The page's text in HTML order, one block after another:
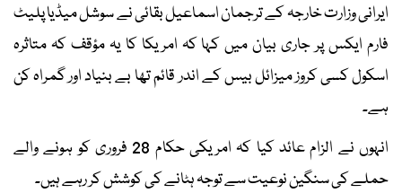
ایرانی وزارت خارجہ کے ترجمان اسماعیل بقائی نے سوشل میڈیا پلیٹ
فارم ایکس پر جاری بیان میں کہا کہ امریکا کا یہ مؤقف کہ متاثرہ
اسکول کسی کروز میزائل بیس کے اندر قائم تھا بے بنیاد اور گمراہ کن
ہے۔
انہوں نے الزام عائد کیا کہ امریکی حکام 28 فروری کو ہونے والے
حملے کی سنگین نوعیت سے توجہ ہٹانے کی کوشش کر رہے ہیں۔